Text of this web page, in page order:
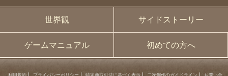
世界観 サイドストーリー
ゲームマニュアル 初めての方へ